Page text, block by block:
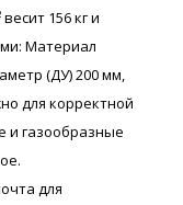
156 кг и
Материал
(ДУ) 200 мм,
для корректной
и газообразные
для